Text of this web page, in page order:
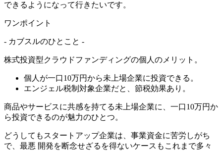
できるようになって行きたいです。
ワンポイント
- カブスルのひとこと -
株式投資型クラウドファンディングの個人のメリット。
個人が一口10万円から未上場企業に投資できる。
エンジェル税制対象企業だと、節税効果あり。
商品やサービスに共感を持てる未上場企業に、一口10万円か
ら投資できるのが魅力のひとつ。
どうしてもスタートアップ企業は、事業資金に苦労しがち
で、最悪 開発を断念せざるを得ないケースもこれまで多々